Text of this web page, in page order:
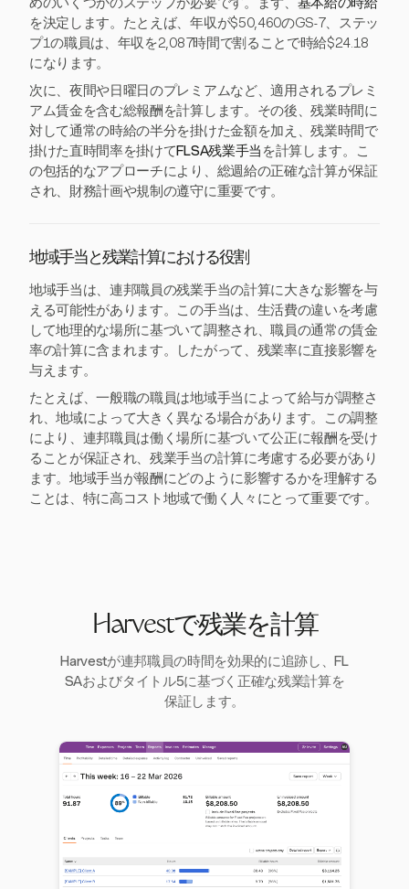
を決定します。たとえば、年収が$50,460のGS-7、ステッ
プ1の職員は、年収を2,087時間で割ることで時給$24.18
になります。
次に、夜間や日曜日のプレミアムなど、適用されるプレミ
アム賃金を含む総報酬を計算します。その後、残業時間に
対して通常の時給の半分を掛けた金額を加え、残業時間で
掛けた直時間率を掛けてFLSA残業手当 を計算します。こ
の包括的なアプローチにより、総週給の正確な計算が保証
され、財務計画や規制の遵守に重要です。
地域手当と残業計算における役割
地域手当は、連邦職員の残業手当の計算に大きな影響を与
える可能性があります。この手当は、生活費の違いを考慮
して地理的な場所に基づいて調整され、職員の通常の賃金
率の計算に含まれます。したがって、残業率に直接影響を
与えます。
たとえば、一般職の職員は地域手当によって給与が調整さ
れ、地域によって大きく異なる場合があります。この調整
により、連邦職員は働く場所に基づいて公正に報酬を受け
ることが保証され、残業手当の計算に考慮する必要があり
ます。地域手当が報酬にどのように影響するかを理解する
ことは、特に高コスト地域で働く人々にとって重要です。
Harvestで残業を計算
Harvestが連邦職員の時間を効果的に追跡し、FL
SAおよびタイトル5に基づく正確な残業計算を
保証します。